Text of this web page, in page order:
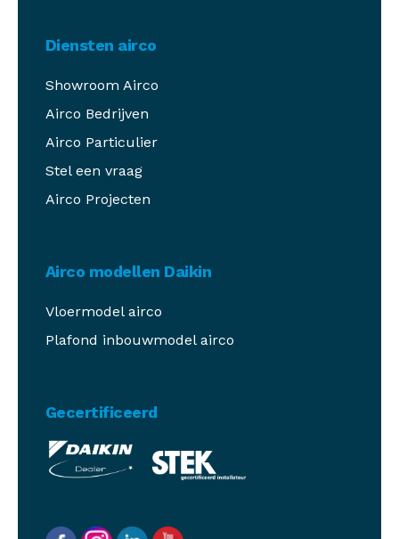
Diensten airco
Showroom Airco
Airco Bedrijven
Airco Particulier
Stel een vraag
Airco Projecten
Airco modellen Daikin
Vloermodel airco
Plafond inbouwmodel airco
Gecertificeerd